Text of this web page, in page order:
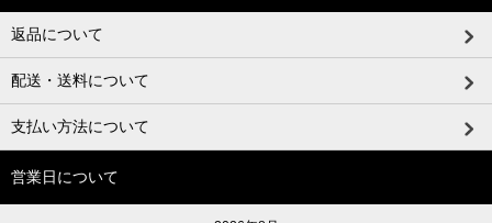
返品について
配送・送料について
支払い方法について
営業日について